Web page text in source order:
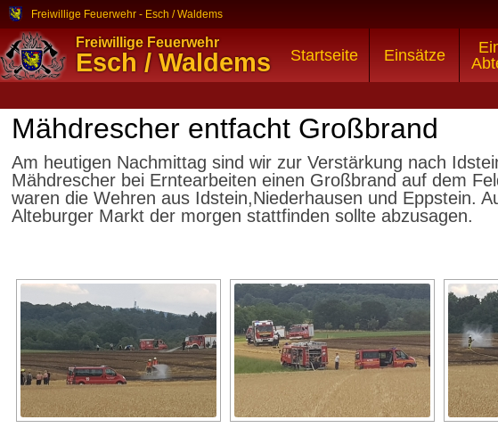
Freiwillige Feuerwehr - Esch / Waldems
Freiwillige Feuerwehr
Esch / Waldems Startseite Einsätze
Mähdrescher entfacht Großbrand
Am heutigen Nachmittag sind wir zur Verstärkung nach
Mähdrescher bei Erntearbeiten einen Großbrand auf dem
waren die Wehren aus Idstein,Niederhausen und Eppstein.
Alteburger Markt der morgen stattfinden sollte abzusagen.